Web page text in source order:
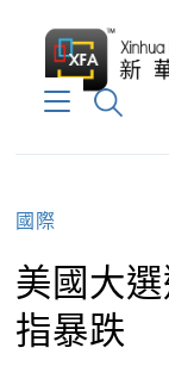
國際
美國大
指暴跌